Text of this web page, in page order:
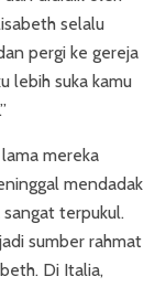
selalu
pergi ke gereja
lebih suka kamu
mereka
mendadak
terpukul.
sumber rahmat
Di Italia,